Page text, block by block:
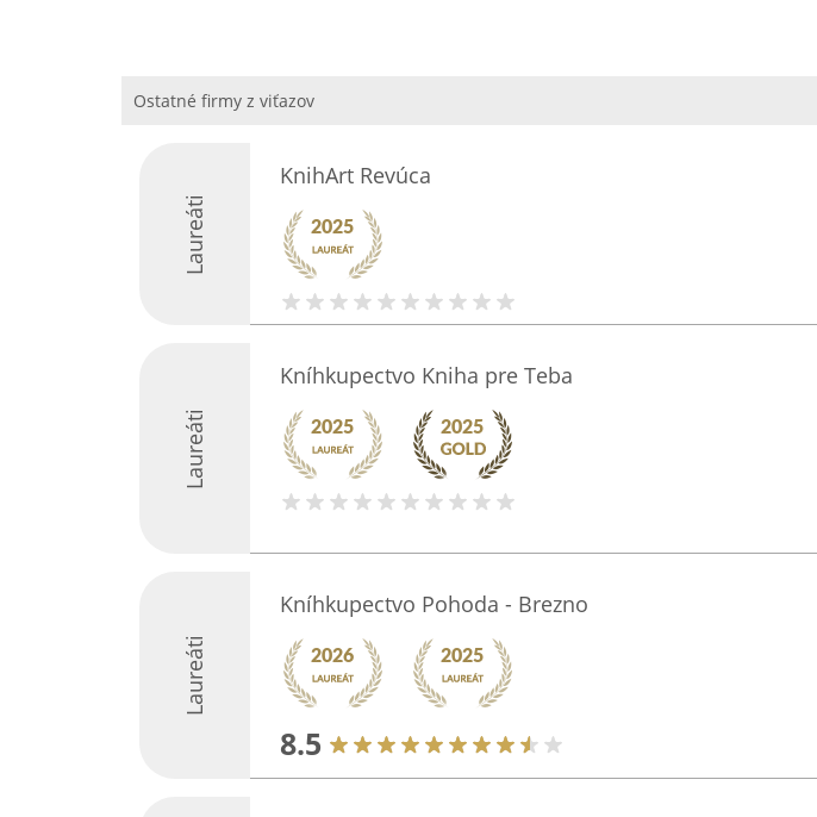
Ostatné firmy z viťazov
Laureáti
KnihArt Revúca
Laureáti
Kníhkupectvo Kniha pre Teba
Laureáti
Kníhkupectvo Pohoda - Brezno
8.5